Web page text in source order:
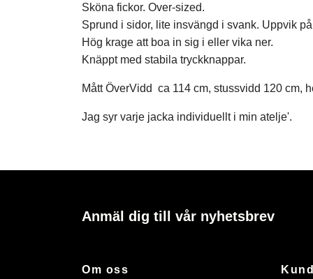
Sköna fickor. Over-sized.
Sprund i sidor, lite insvängd i svank. Uppvik
Hög krage att boa in sig i eller vika ner.
Knäppt med stabila tryckknappar.
Mått ÖverVidd ca 114 cm, stussvidd 120 cm,
Jag syr varje jacka individuellt i min atelje'.
Anmäl dig till vår nyhetsbrev
Om oss